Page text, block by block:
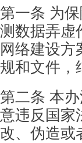
第一条 为
测数据弄虚
网络建设方
规和文件，
第二条 本
意违反国家
改、伪造或